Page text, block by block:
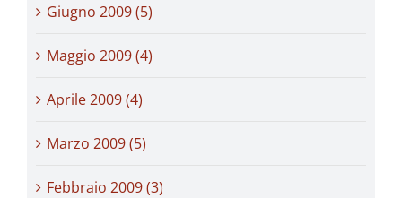
Giugno 2009 (5)
Maggio 2009 (4)
Aprile 2009 (4)
Marzo 2009 (5)
Febbraio 2009 (3)